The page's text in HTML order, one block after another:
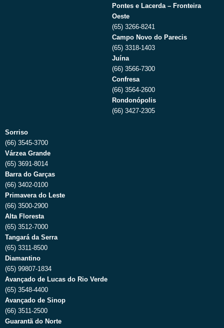
Pontes e Lacerda – Fronteira
Oeste
(65) 3266-8241
Campo Novo do Parecis
(65) 3318-1403
Juína
(66) 3566-7300
Confresa
(66) 3564-2600
Rondonópolis
(66) 3427-2305
Sorriso
(66) 3545-3700
Várzea Grande
(65) 3691-8014
Barra do Garças
(66) 3402-0100
Primavera do Leste
(66) 3500-2900
Alta Floresta
(65) 3512-7000
Tangará da Serra
(65) 3311-8500
Diamantino
(65) 99807-1834
Avançado de Lucas do Rio Verde
(65) 3548-4400
Avançado de Sinop
(66) 3511-2500
Guarantã do Norte